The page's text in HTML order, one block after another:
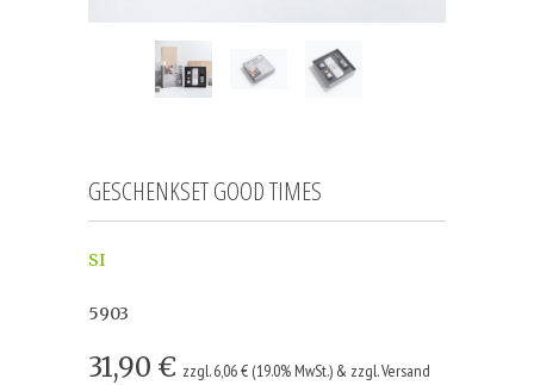
GESCHENKSET GOOD TIMES
SI
5903
31,90 € zzgl. 6,06 € (19.0% MwSt.) & zzgl. Versand